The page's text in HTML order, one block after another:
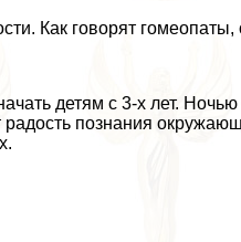
Как говорят гомеопаты,
детям с 3-х лет. Ночью
познания